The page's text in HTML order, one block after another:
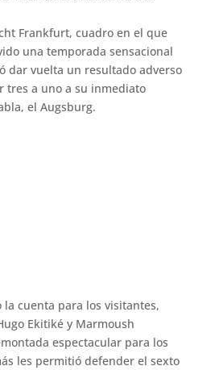
Frankfurt, cuadro en el que
una temporada sensacional
dar vuelta un resultado adverso
tres a uno a su inmediato
el Augsburg.
la cuenta para los visitantes,
Ekitiké y Marmoush
espectacular para los
les permitió defender el sexto